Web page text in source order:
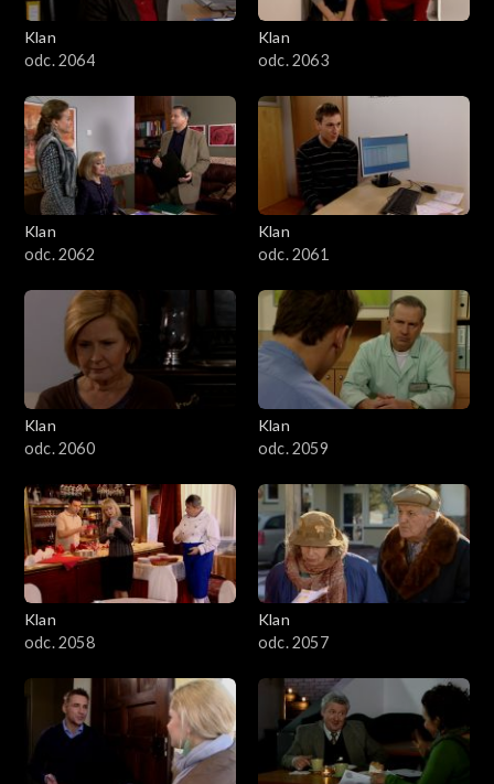
Klan
odc. 2064
Klan
odc. 2063
Klan
odc. 2062
Klan
odc. 2061
Klan
odc. 2060
Klan
odc. 2059
Klan
odc. 2058
Klan
odc. 2057